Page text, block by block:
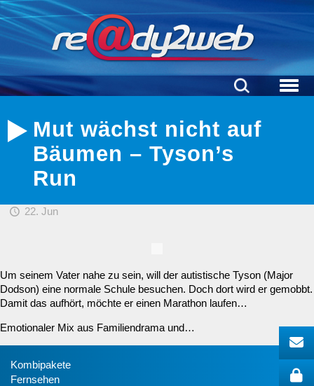
Mut wächst nicht auf
Bäumen – Tyson’s
Run
22. Jun
Um seinem Vater nahe zu sein, will der autistische Tyson (Major
Dodson) eine normale Schule besuchen. Doch dort wird er gemobbt.
Damit das aufhört, möchte er einen Marathon laufen…
Emotionaler Mix aus Familiendrama und…
Kombipakete
Fernsehen